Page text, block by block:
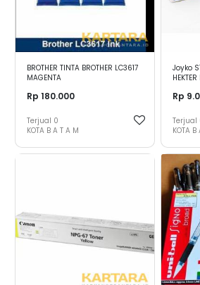
BROTHER TINTA BROTHER LC3617
MAGENTA
Rp 180.000
Terjual 0
KOTA B A T A M
Joyko
HEKTER
Rp
Terjual
KOTA B